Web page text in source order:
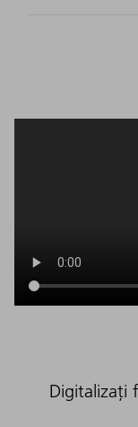
Digitalizați